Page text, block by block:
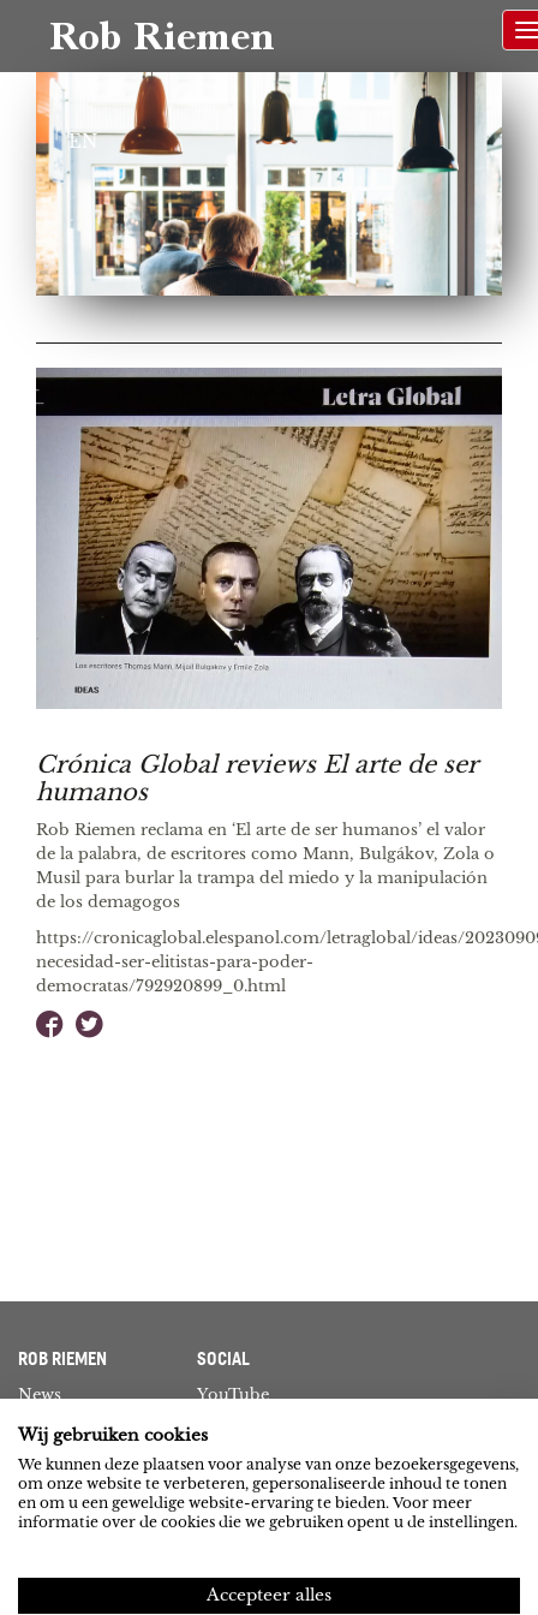
Rob Riemen
EN
Crónica Global reviews El arte de ser
humanos
Rob Riemen reclama en ‘El arte de ser humanos’ el valor
de la palabra, de escritores como Mann, Bulgákov, Zola o
Musil para burlar la trampa del miedo y la manipulación
de los demagogos
https://cronicaglobal.elespanol.com/letraglobal/ideas/
necesidad-ser-elitistas-para-poder-
democratas/792920899_0.html
ROB RIEMEN
News
SOCIAL
YouTube
NEXUS INSTITUUT
Activities
PRIVACY
Privacy statement
Wij gebruiken cookies
We kunnen deze plaatsen voor analyse van onze bezoekersgegevens,
om onze website te verbeteren, gepersonaliseerde inhoud te tonen
en om u een geweldige website-ervaring te bieden. Voor meer
informatie over de cookies die we gebruiken opent u de instellingen.
Accepteer alles